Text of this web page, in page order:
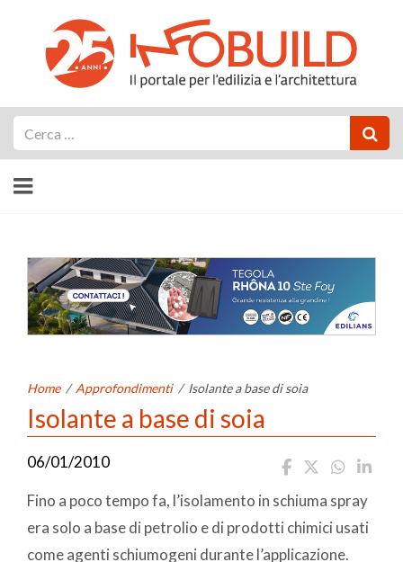
Home / Approfondimenti / Isolante a base di soia
Isolante a base di soia
06/01/2010
Fino a poco tempo fa, l’isolamento in schiuma spray
era solo a base di petrolio e di prodotti chimici usati
come agenti schiumogeni durante l’applicazione.